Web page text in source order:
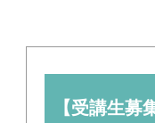
【受講生